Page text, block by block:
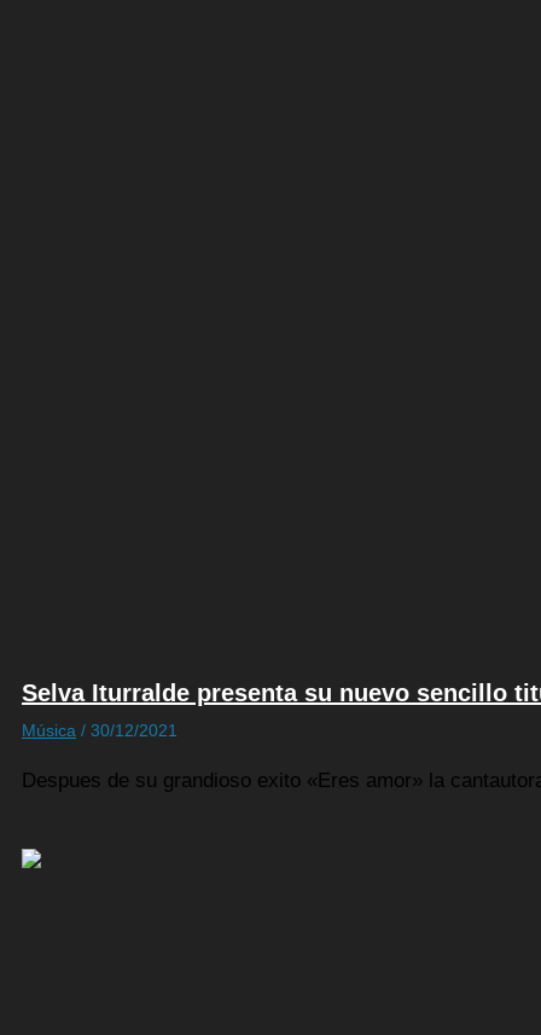
Selva Iturralde presenta su nuevo sencillo
Música / 30/12/2021
Despues de su grandioso exito «Eres amor» la